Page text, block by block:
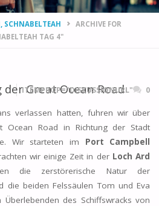
SCHNABELTEAH
ARCHIVE FOR
TAG 4"
Great Ocean Road
ITEMPROP="DISCUSSIONURL" 0
verlassen hatten, fuhren wir über
Ocean Road in Richtung der Stadt
Wir starteten im Port Campbell
wir einige Zeit in der Loch Ard
die zerstörerische Natur der
die beiden Felssäulen Tom und Eva
des Schiffswracks von